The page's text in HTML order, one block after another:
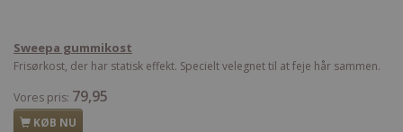
Sweepa gummikost
Frisørkost, der har statisk effekt. Specielt velegnet til at feje hår sammen.
Vores pris: 79,95
KØB NU